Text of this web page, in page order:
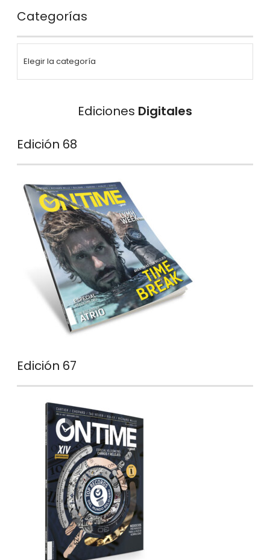
Categorías
Ediciones Digitales
Edición 68
Edición 67